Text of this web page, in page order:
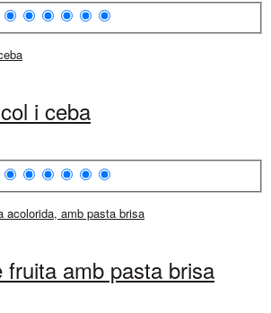
i ceba
fruita amb pasta brisa